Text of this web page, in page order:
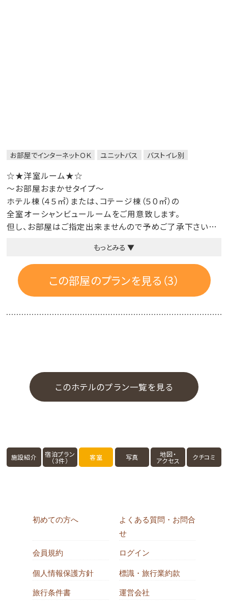
お部屋でインターネットＯＫ ユニットバス バストイレ別
☆★洋室ルーム★☆
～お部屋おまかせタイプ～
ホテル棟（４５㎡）または、コテージ棟（５０㎡）の
全室オーシャンビュールームをご用意致します。
但し、お部屋はご指定出来ませんので予めご了承下さいま
☆客室設備・アメニティ類☆
テレビ（一般無料/ブロードバンドＴＶ）、冷蔵庫、電話、冷暖
房、浴室、トイレ、室内着、スリッパ、タオル、バスタオル、ボデ
茶セット、無料インターネット（パソコンは持参）
もっとみる ▼
この部屋のプランを見る（3）
このホテルのプラン一覧を見る
施設紹介 宿泊プラン
（3件） 客室 写真 地図・
アクセス クチコミ
初めての方へ
よくある質問・お問合
せ
会員規約 ログイン
個人情報保護方針 標識・旅行業約款
旅行条件書 運営会社